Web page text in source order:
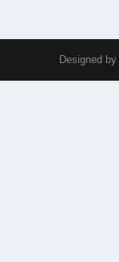
Designed by